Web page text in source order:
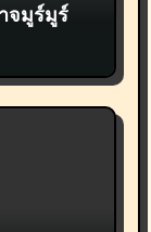
จมูร์มูร์